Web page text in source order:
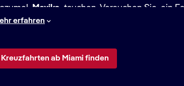
Mexiko , tauchen. Versuchen Sie, ein
ausruht. Oder schwimmen Sie mit
europäische Küsten ansteuern,
BarcelonainSpaniensowie
erfahren
Kreuzfahrten ab Miami finden